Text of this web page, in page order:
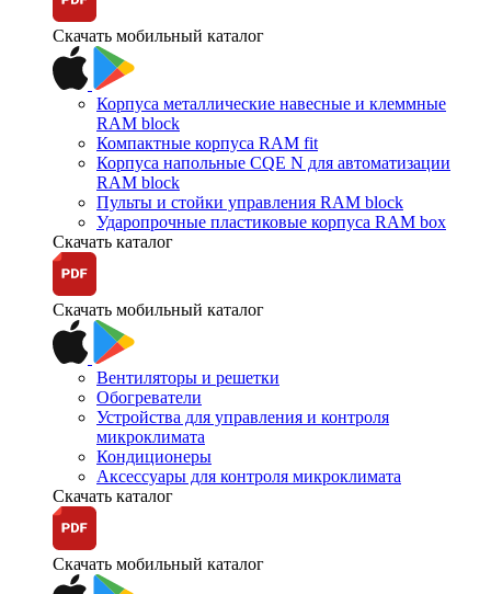
Скачать мобильный каталог
Корпуса металлические навесные и клеммные
RAM block
Компактные корпуса RAM fit
Корпуса напольные CQE N для автоматизации
RAM block
Пульты и стойки управления RAM block
Ударопрочные пластиковые корпуса RAM box
Скачать каталог
Скачать мобильный каталог
Вентиляторы и решетки
Обогреватели
Устройства для управления и контроля
микроклимата
Кондиционеры
Аксессуары для контроля микроклимата
Скачать каталог
Скачать мобильный каталог